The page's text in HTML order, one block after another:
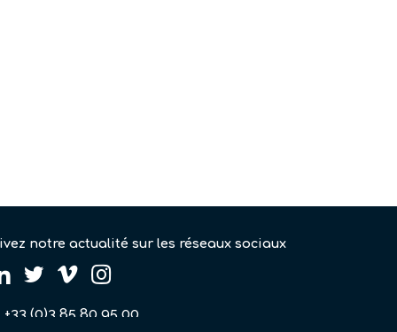
notre actualité sur les réseaux sociaux
nous sur linkedin
Suivez nous sur twitter
Suivez nous sur vimeo
Suivez nous sur instagram
+33 (0)3 85 80 95 00